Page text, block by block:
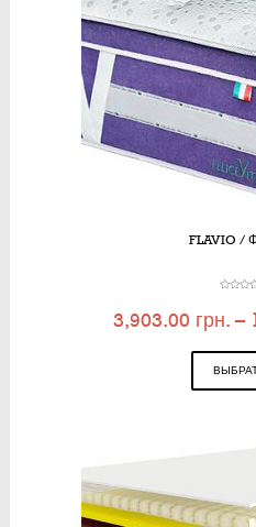
FLAVIO /
3,903.00 грн. –